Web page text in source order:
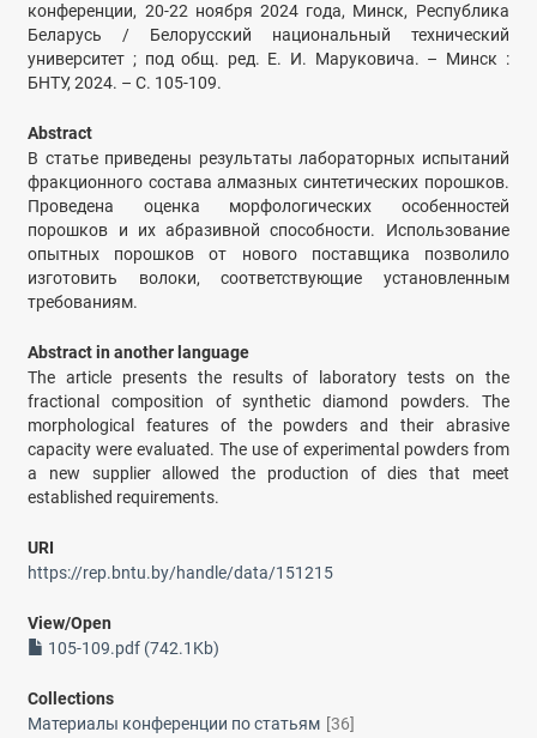
конференции, 20-22 ноября 2024 года, Минск, Республика
Беларусь / Белорусский национальный технический
университет ; под общ. ред. Е. И. Маруковича. – Минск :
БНТУ, 2024. – С. 105-109.
Abstract
В статье приведены результаты лабораторных испытаний
фракционного состава алмазных синтетических порошков.
Проведена оценка морфологических особенностей
порошков и их абразивной способности. Использование
опытных порошков от нового поставщика позволило
изготовить волоки, соответствующие установленным
требованиям.
Abstract in another language
The article presents the results of laboratory tests on the
fractional composition of synthetic diamond powders. The
morphological features of the powders and their abrasive
capacity were evaluated. The use of experimental powders from
a new supplier allowed the production of dies that meet
established requirements.
URI
https://rep.bntu.by/handle/data/151215
View/Open
105-109.pdf (742.1Kb)
Collections
Материалы конференции по статьям [36]